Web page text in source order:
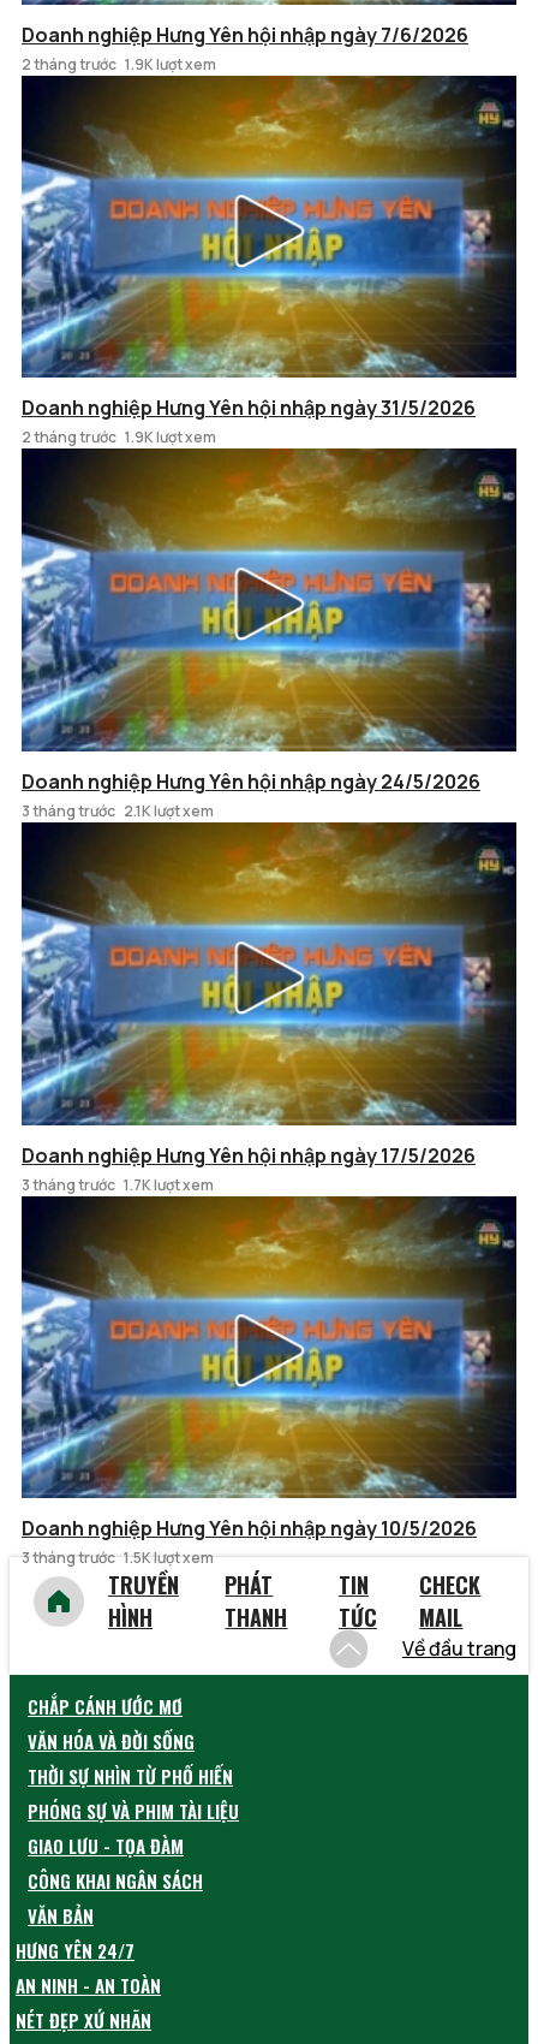
Doanh nghiệp Hưng Yên hội nhập ngày 7/6/2026
2 tháng trước 1.9K lượt xem
Doanh nghiệp Hưng Yên hội nhập ngày 31/5/2026
2 tháng trước 1.9K lượt xem
Doanh nghiệp Hưng Yên hội nhập ngày 24/5/2026
3 tháng trước 2.1K lượt xem
Doanh nghiệp Hưng Yên hội nhập ngày 17/5/2026
3 tháng trước 1.7K lượt xem
Doanh nghiệp Hưng Yên hội nhập ngày 10/5/2026
3 tháng trước 1.5K lượt xem
TRUYỀN
HÌNH
PHÁT
THANH
TIN
TỨC
CHECK
MAIL
Về đầu trang
CHẮP CÁNH ƯỚC MƠ
VĂN HÓA VÀ ĐỜI SỐNG
THỜI SỰ NHÌN TỪ PHỐ HIẾN
PHÓNG SỰ VÀ PHIM TÀI LIỆU
GIAO LƯU - TỌA ĐÀM
CÔNG KHAI NGÂN SÁCH
VĂN BẢN
HƯNG YÊN 24/7
AN NINH - AN TOÀN
NÉT ĐẸP XỨ NHÃN